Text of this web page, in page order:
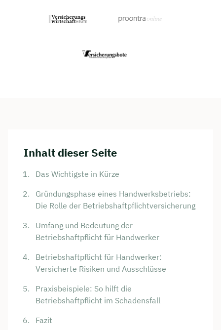
Inhalt dieser Seite
Das Wichtigste in Kürze
Gründungsphase eines Handwerksbetriebs:
Die Rolle der Betriebshaftpflichtversicherung
Umfang und Bedeutung der
Betriebshaftpflicht für Handwerker
Betriebshaftpflicht für Handwerker:
Versicherte Risiken und Ausschlüsse
Praxisbeispiele: So hilft die
Betriebshaftpflicht im Schadensfall
Fazit